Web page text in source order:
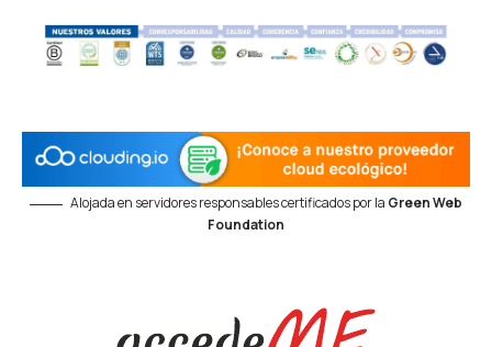
Alojada en servidores responsables certificados por la Green Web
Foundation